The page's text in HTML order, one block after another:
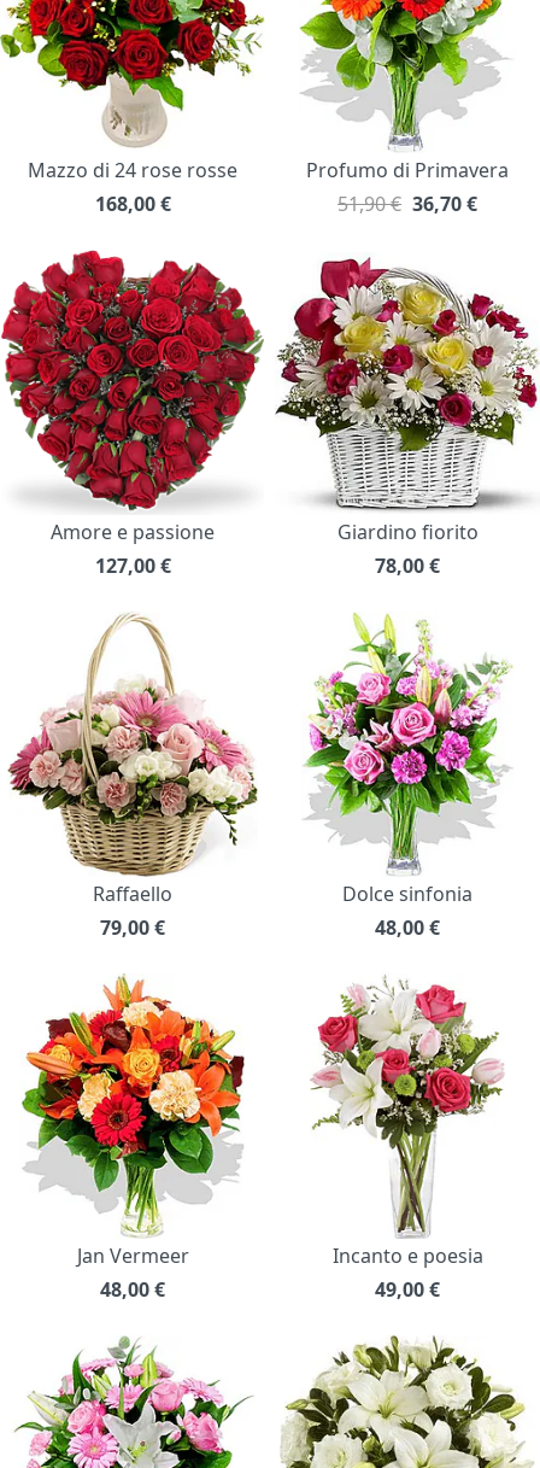
Mazzo di 24 rose rosse
168,00 €
Profumo di Primavera
51,90 € 36,70€
Amore e passione
127,00 €
Giardino fiorito
78,00€
Raffaello
79,00€
Dolce sinfonia
48,00€
Jan Vermeer
48,00€
Incanto e poesia
49,00€